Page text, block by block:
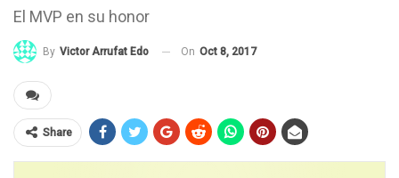
El MVP en su honor
By Victor Arrufat Edo On Oct 8, 2017
Share